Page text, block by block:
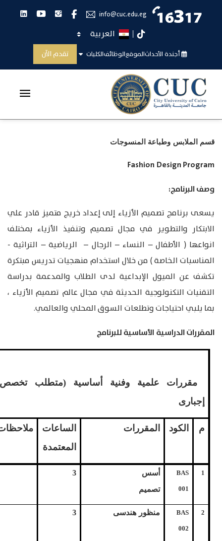
info@cuc.edu.eg فيس بوكانستجراميوتيوبلينكدان
تيك توكاختر اللغة
أجندة الأحداثالموقعالوظائفالكليات تقدم الآن
توصيف المقررات الدراسية للطالب
الرئيسية توصيف المقررات الدراسية للطالب
قسم الملابس وطباعة المنسوجات
Fashion Design Program
وصف البرنامج:
يسعى برنامج تصميم الأزياء إلى إعداد خريج متميز قادر علي
الابتكار والتطوير في مجال تصميم وتنفيذ الأزياء بمختلف
انواعها ( الأطفال – النساء – الرجال – الرياضية – التراثية -
المناسبات الخاصة ) من خلال استخدام منهجيات تدريس مبتكرة
تكشف عن الميول الإبداعية لدى الطلاب والمدعمة بدراسة
التقنيات التكنولوجية الحديثة في مجال عالم تصميم الأزياء ،
بما يلبي احتياجات وتطلعات السوق المحلي والعالمي.
المقررات الدراسية الأساسية للبرنامج
مقررات علمية وفنية أساسية (متطلب
إجبارى
م الكود المقررات
الساعات
المعتمدة
1
BAS
001
أسس
تصميم
3
2
BAS
002
منظور هندسى 3